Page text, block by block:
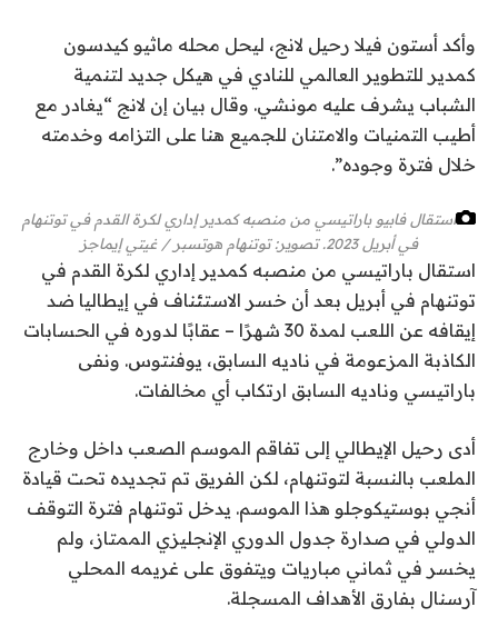
وأكد أستون فيلا رحيل لانج، ليحل محله ماثيو كيدسون
كمدير للتطوير العالمي للنادي في هيكل جديد لتنمية
الشباب يشرف عليه مونشي. وقال بيان إن لانج “يغادر مع
أطيب التمنيات والامتنان للجميع هنا على التزامه وخدمته
خلال فترة وجوده”.
استقال فابيو باراتيسي من منصبه كمدير إداري لكرة القدم في توتنهام
في أبريل 2023.
تصوير: توتنهام هوتسبر / غيتي إيماجز
استقال باراتيسي من منصبه كمدير إداري لكرة القدم في
توتنهام في أبريل بعد أن خسر الاستئناف في إيطاليا ضد
إيقافه عن اللعب لمدة 30 شهرًا – عقابًا لدوره في الحسابات
الكاذبة المزعومة في ناديه السابق، يوفنتوس. ونفى
باراتيسي وناديه السابق ارتكاب أي مخالفات.
أدى رحيل الإيطالي إلى تفاقم الموسم الصعب داخل وخارج
الملعب بالنسبة لتوتنهام، لكن الفريق تم تجديده تحت قيادة
أنجي بوستيكوجلو هذا الموسم. يدخل توتنهام فترة التوقف
الدولي في صدارة جدول الدوري الإنجليزي الممتاز، ولم
يخسر في ثماني مباريات ويتفوق على غريمه المحلي
آرسنال بفارق الأهداف المسجلة.